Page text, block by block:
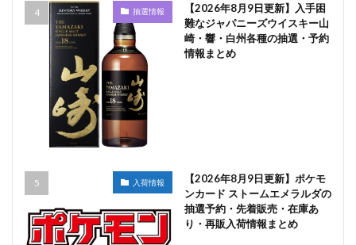
抽選情報
【2026年8月9日更新】入手困
難なジャパニーズウイスキー山
崎・響・白州各種の抽選・予約
情報まとめ
入荷情報
【2026年8月9日更新】ポケモ
ンカード ストームエメラルダの
抽選予約・先着販売・在庫あ
り・再販入荷情報まとめ